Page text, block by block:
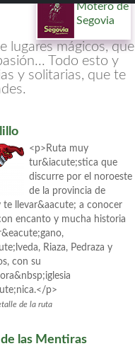
Motero de
Segovia
lugares mágicos, que
Todo esto y
y solitarias, que te
<p>Ruta muy
tur&iacute;stica que
discurre por el noroeste
de la provincia de
te llevar&aacute; a conocer
encanto y mucha historia
Riaza, Pedraza y
con su
p>
de la ruta
de las Mentiras